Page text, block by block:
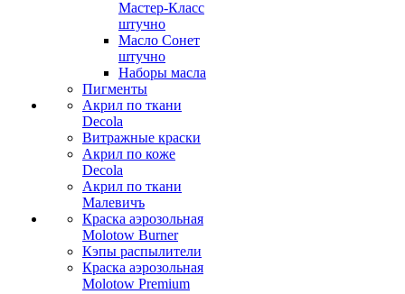
Мастер-Класс
штучно
Масло Сонет
штучно
Наборы масла
Пигменты
Акрил по ткани
Decola
Витражные краски
Акрил по коже
Decola
Акрил по ткани
Малевичъ
Краска аэрозольная
Molotow Burner
Кэпы распылители
Краска аэрозольная
Molotow Premium